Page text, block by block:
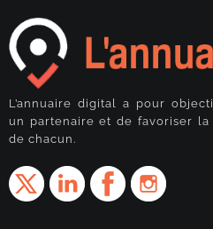
L’annuaire digital a pour
un partenaire et de favoriser
de chacun.